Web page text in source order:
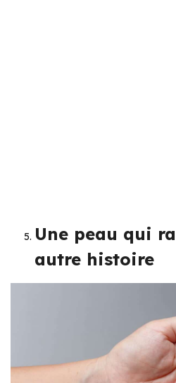
Une peau qui
autre histoire